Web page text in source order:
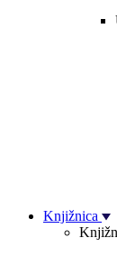
Knjižnica